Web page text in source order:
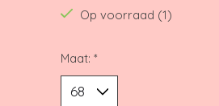
Op voorraad (1)
Maat: *